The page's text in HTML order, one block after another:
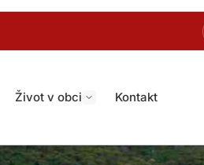
Život v obci Kontakt